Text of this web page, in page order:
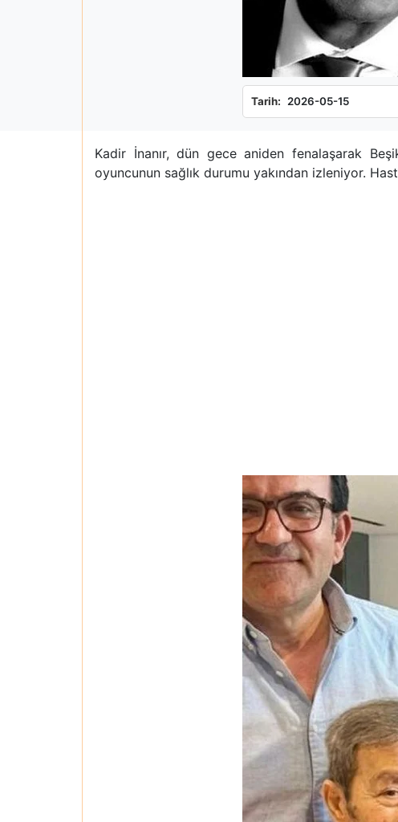
Tarih: 2026-05-15
Kadir İnanır, dün gece aniden fenalaşarak
oyuncunun sağlık durumu yakından izleniyor.